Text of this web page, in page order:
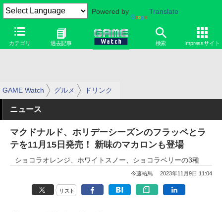
Powered by Translate
カテゴリ 過去記事 検索 Impressサイト
GAME Watch グルメ ドリンク
ニュース
マクドナルド、ホリデーシーズンのフラッペとラ
テを11月15日発売！ 新味のマカロンも登場
ショコラオレンジ、ホワイトスノー、ショコラベリーの3種
今藤祐馬 2023年11月9日 11:04
リスト